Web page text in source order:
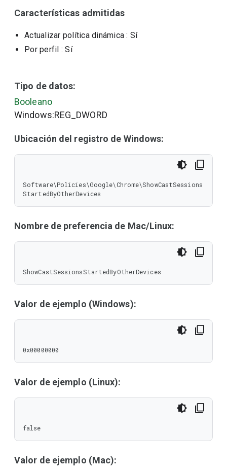
Características admitidas
Actualizar política dinámica : Sí
Por perfil : Sí
Tipo de datos:
Booleano
Windows:REG_DWORD
Ubicación del registro de Windows:
Software\Policies\Google\Chrome\ShowCastSessions
StartedByOtherDevices
Nombre de preferencia de Mac/Linux:
ShowCastSessionsStartedByOtherDevices
Valor de ejemplo (Windows):
0x00000000
Valor de ejemplo (Linux):
false
Valor de ejemplo (Mac):